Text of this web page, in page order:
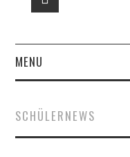
MENU
DAS SIND WIR –
SCHÜLERNEWS